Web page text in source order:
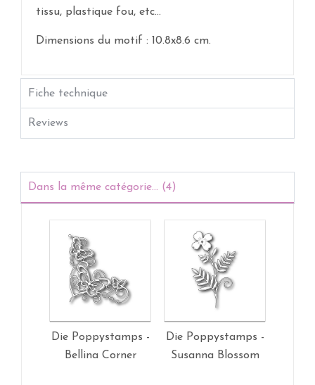
tissu, plastique fou, etc...
Dimensions du motif : 10.8x8.6 cm.
Fiche technique
Reviews
Dans la même catégorie... (4)
Die Poppystamps -
Bellina Corner
Die Poppystamps -
Susanna Blossom